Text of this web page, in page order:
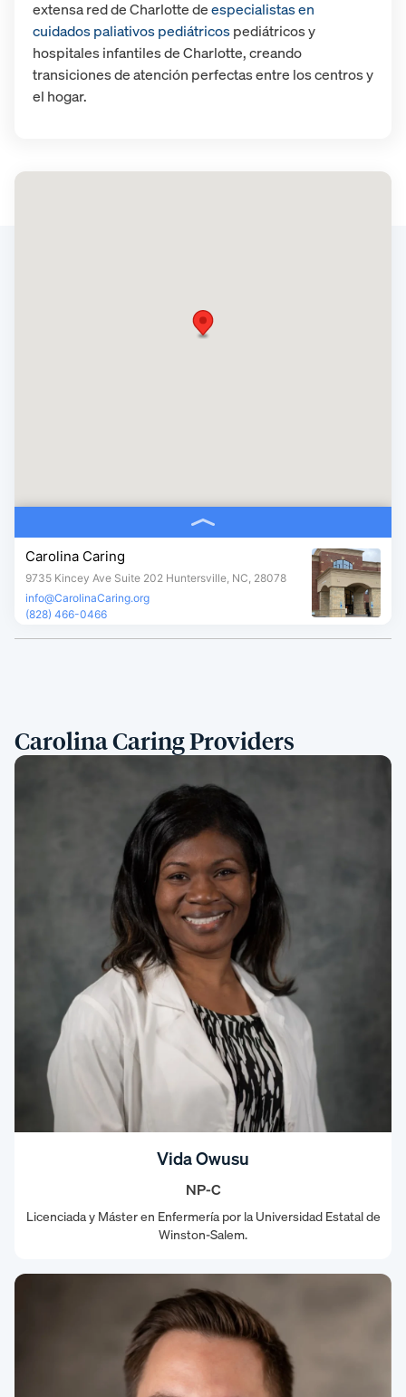
extensa red de Charlotte deespecialistas en
cuidados paliativos pediátricospediátricos y
hospitales infantiles de Charlotte, creando
transiciones de atención perfectas entre los centros y
el hogar.
Carolina Caring
9735 Kincey Ave Suite 202 Huntersville, NC, 28078
info@CarolinaCaring.org
(828) 466-0466
Carolina Caring Providers
Vida Owusu
NP-C
Licenciada y Máster en Enfermería por la Universidad Estatal de
Winston-Salem.